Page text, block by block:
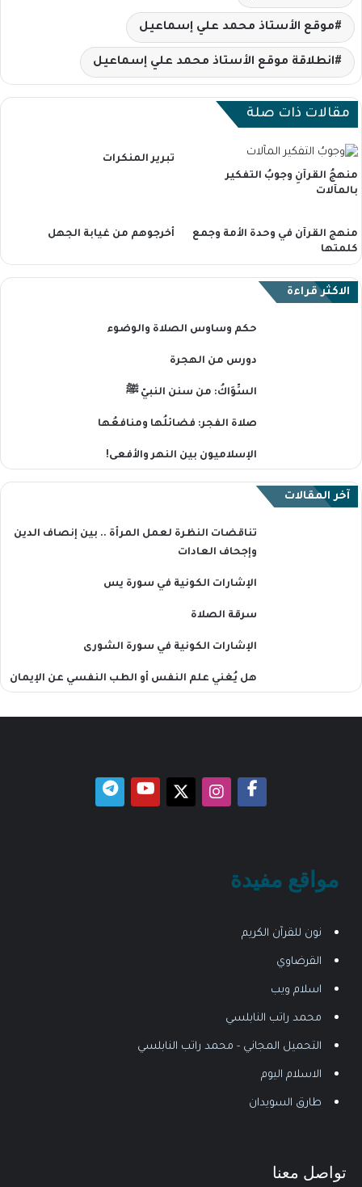
موقع الأستاذ محمد علي إسماعيل
انطلاقة موقع الأستاذ محمد علي إسماعيل
مقالات ذات صلة
منهجُ القرآنِ وجوبُ التفكير
بالمآلات
تبرير المنكرات
منهج القرآن في وحدة الأمة وجمع
كلمتها
أخرجوهم من غيابة الجهل
الاكثر قراءة
حكم وساوس الصلاة والوضوء
دورس من الهجرة
السِّوَاكُ: من سنن النبيّ ﷺ
صلاة الفجر: فضائلُها ومنافعُها
الإسلاميون بين النهر والأفعى!
آخر المقالات
تناقضات النظرة لعمل المرأة .. بين إنصاف الدين
وإجحاف العادات
الإشارات الكونية في سورة يس
سرقة الصلاة
الإشارات الكونية في سورة الشورى
هل يُغني علم النفس أو الطب النفسي عن الإيمان
مواقع مفيدة
نون للقرآن الكريم
القرضاوي
اسلام ويب
محمد راتب النابلسي
التحميل المجاني - محمد راتب النابلسي
الاسلام اليوم
طارق السويدان
تواصل معنا